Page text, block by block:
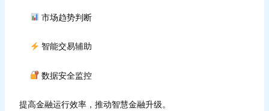
市场趋势判断
智能交易辅助
数据安全监控
提高金融运行效率，推动智慧金融升级。